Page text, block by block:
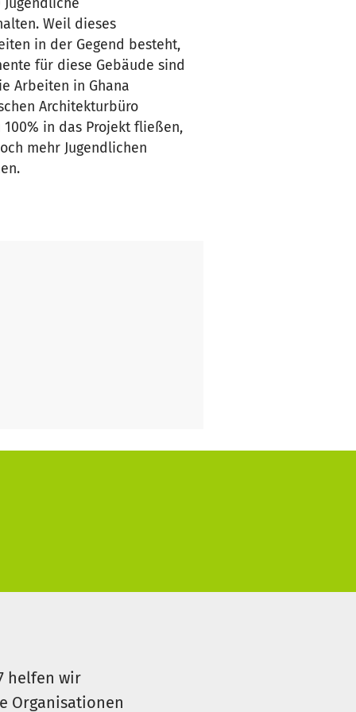
Weil dieses
in der Gegend besteht,
für diese Gebäude sind
Arbeiten in Ghana
Architekturbüro
in das Projekt fließen,
mehr Jugendlichen
helfen wir
Organisationen